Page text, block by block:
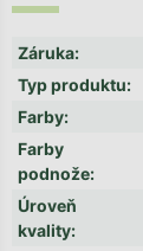
Záruka:
Typ produktu:
Farby:
Farby
podnože:
Úroveň
kvality: